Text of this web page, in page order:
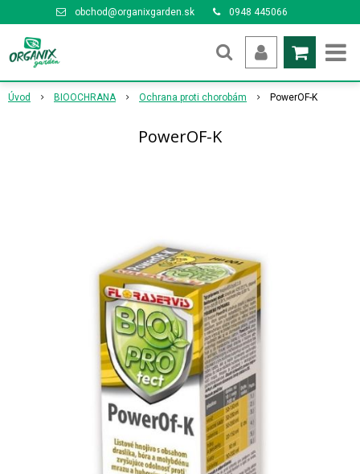
obchod@organixgarden.sk 0948 445066
Úvod BIOOCHRANA Ochrana proti chorobám PowerOF-K
PowerOF-K